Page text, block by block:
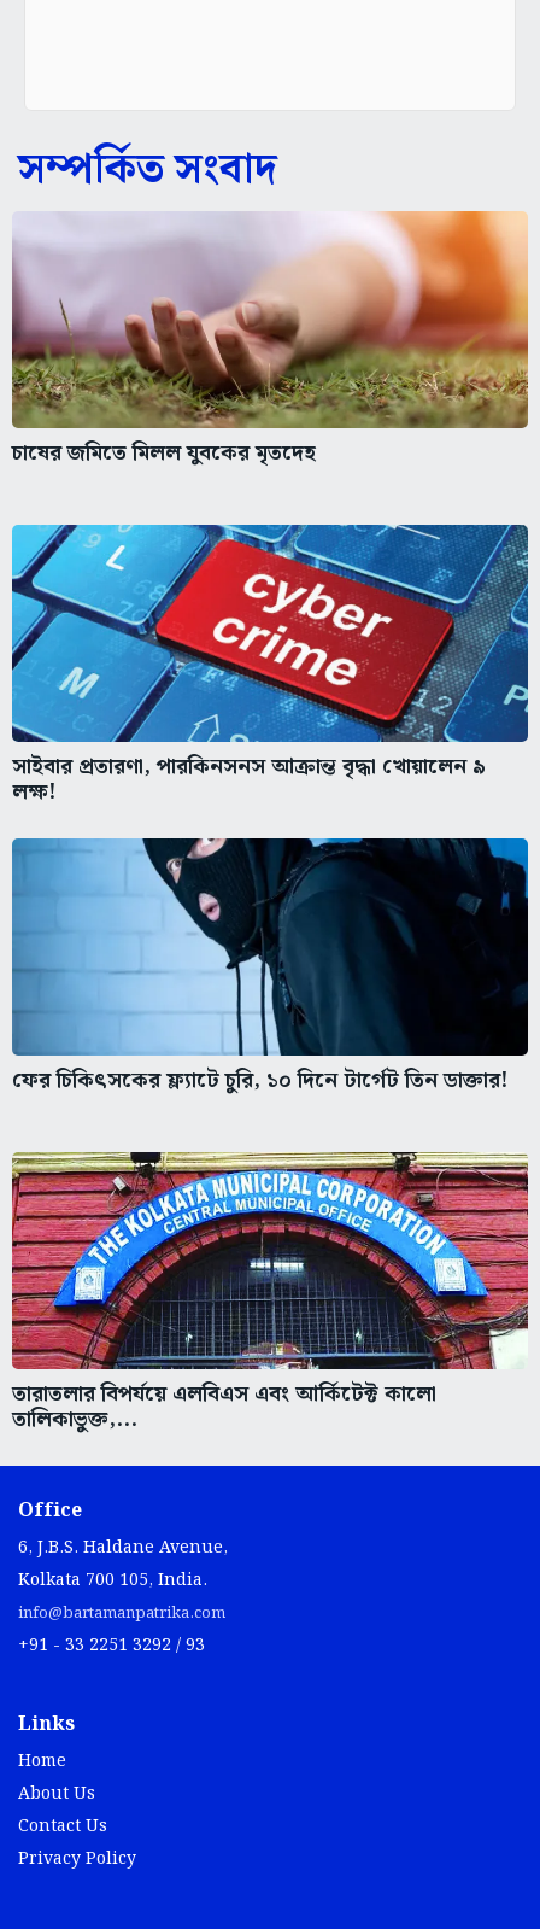
সম্পর্কিত সংবাদ
চাষের জমিতে মিলল যুবকের মৃতদেহ
সাইবার প্রতারণা, পারকিনসনস আক্রান্ত বৃদ্ধা খোয়ালেন ৯
লক্ষ!
ফের চিকিৎসকের ফ্ল্যাটে চুরি, ১০ দিনে টার্গেট তিন ডাক্তার!
তারাতলার বিপর্যয়ে এলবিএস এবং আর্কিটেক্ট কালো
তালিকাভুক্ত,...
Office
6, J.B.S. Haldane Avenue,
Kolkata 700 105, India.
info@bartamanpatrika.com
+91 - 33 2251 3292 / 93
Links
Home
About Us
Contact Us
Privacy Policy